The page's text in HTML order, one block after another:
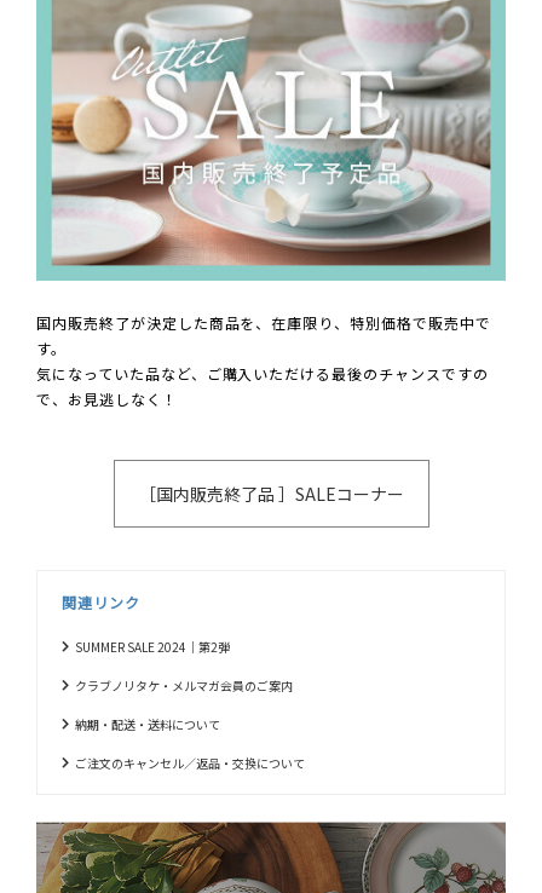
国内販売終了が決定した商品を、在庫限り、特別価格で販売中で
す。
気になっていた品など、ご購入いただける最後のチャンスですの
で、お見逃しなく！
［国内販売終了品 ］SALEコーナー
関連リンク
SUMMER SALE 2024｜第2弾
クラブノリタケ・メルマガ会員のご案内
納期・配送・送料について
ご注文のキャンセル／返品・交換について